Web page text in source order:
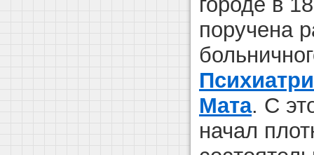
поручена
Мата. С
начал